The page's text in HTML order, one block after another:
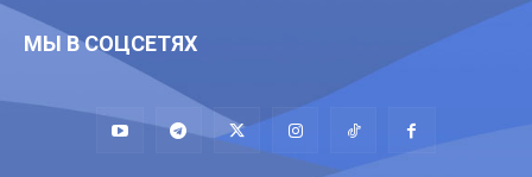
МЫ В СОЦСЕТЯХ